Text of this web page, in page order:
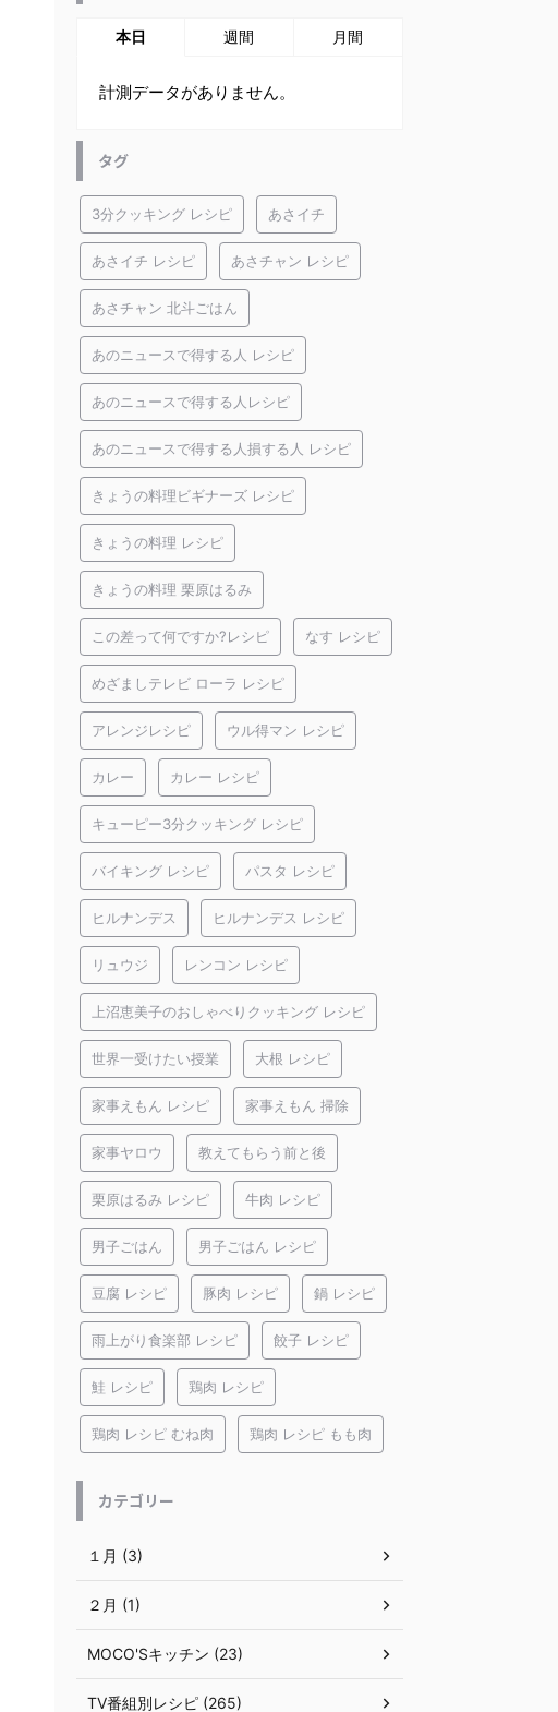
本日 週間 月間
計測データがありません。
タグ
3分クッキング レシピ あさイチ
あさイチ レシピ あさチャン レシピ
あさチャン 北斗ごはん
あのニュースで得する人 レシピ
あのニュースで得する人レシピ
あのニュースで得する人損する人 レシピ
きょうの料理ビギナーズ レシピ
きょうの料理 レシピ
きょうの料理 栗原はるみ
この差って何ですか?レシピ なす レシピ
めざましテレビ ローラ レシピ
アレンジレシピ ウル得マン レシピ
カレー カレー レシピ
キューピー3分クッキング レシピ
バイキング レシピ パスタ レシピ
ヒルナンデス ヒルナンデス レシピ
リュウジ レンコン レシピ
上沼恵美子のおしゃべりクッキング レシピ
世界一受けたい授業 大根 レシピ
家事えもん レシピ 家事えもん 掃除
家事ヤロウ 教えてもらう前と後
栗原はるみ レシピ 牛肉 レシピ
男子ごはん 男子ごはん レシピ
豆腐 レシピ 豚肉 レシピ 鍋 レシピ
雨上がり食楽部 レシピ 餃子 レシピ
鮭 レシピ 鶏肉 レシピ
鶏肉 レシピ むね肉 鶏肉 レシピ もも肉
カテゴリー
１月 (3)
２月 (1)
MOCO'Sキッチン (23)
TV番組別レシピ (265)